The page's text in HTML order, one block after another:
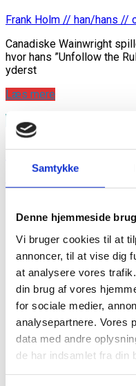
Samtykke
Denne hjemmeside
Vi bruger cookies til at
annoncer, til at vise dig
at analysere vores
din brug af vores
for sociale medier,
analysepartnere. Vores
data med andre
de har indsamlet fra din
Frank Holm // han/hans //
Canadiske Wainwright
hvor hans ”Unfollow the
yderst
Læs mere
KULTUR
Kendt homo
Moskva